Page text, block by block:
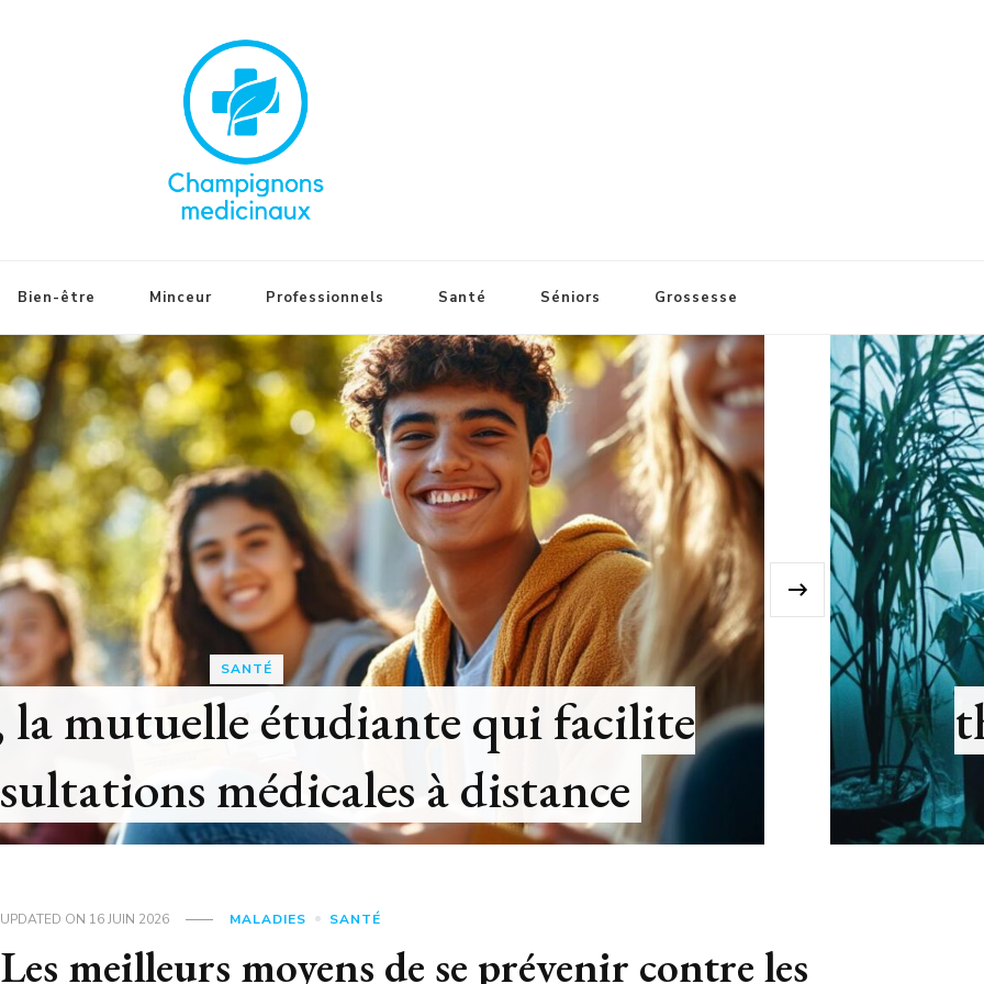
Bien-être Minceur Professionnels Santé Séniors Grossesse
NON CLASSÉ
De l’ombre a la lumiere : l’hypnose
therapeutique pour reveler votre
interieure
›
UPDATED ON 16 JUIN 2026 MALADIES SANTÉ
Les meilleurs moyens de se prévenir contre les